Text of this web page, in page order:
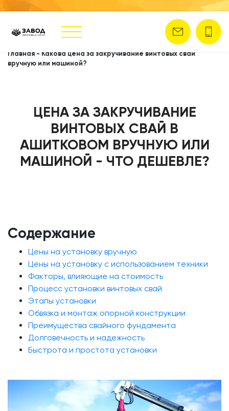
Главная - Какова цена за закручивание винтовых свай
вручную или машиной?
ЦЕНА ЗА ЗАКРУЧИВАНИЕ
ВИНТОВЫХ СВАЙ В
АШИТКОВОМ ВРУЧНУЮ ИЛИ
МАШИНОЙ - ЧТО ДЕШЕВЛЕ?
Содержание
Цены на установку вручную
Цены на установку с использованием техники
Факторы, влияющие на стоимость
Процесс установки винтовых свай
Этапы установки
Обвязка и монтаж опорной конструкции
Преимущества свайного фундамента
Долговечность и надежность
Быстрота и простота установки